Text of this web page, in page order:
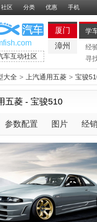
社区 分类 优惠 手机
车互动社区
厦门
漳州
学
经
寻
大全 > 上汽通用五菱 > 宝骏
五菱 - 宝骏510
参数配置 图片 经